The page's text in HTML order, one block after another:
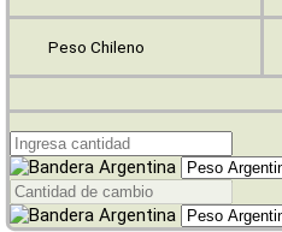
Peso Chileno